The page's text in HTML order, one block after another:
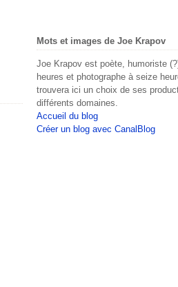
Mots et images de Joe Krapov
Joe Krapov est poète, humoriste
heures et photographe à seize
trouvera ici un choix de ses
différents domaines.
Accueil du blog
Créer un blog avec CanalBlog